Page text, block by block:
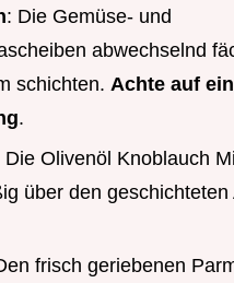
: Die Gemüse- und
abwechselnd
schichten. Achte auf
.
Die Olivenöl Knoblauch
über den geschichteten
frisch geriebenen